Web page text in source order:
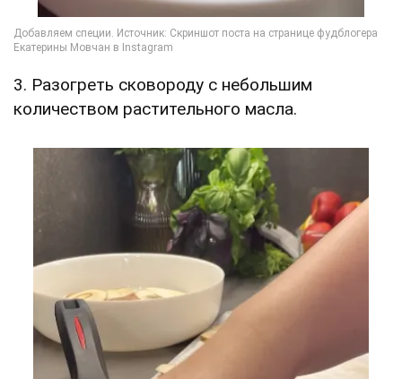
3. Разогреть сковороду с небольшим
количеством растительного масла.